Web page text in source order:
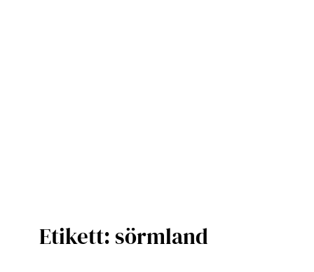
Etikett: sörmland